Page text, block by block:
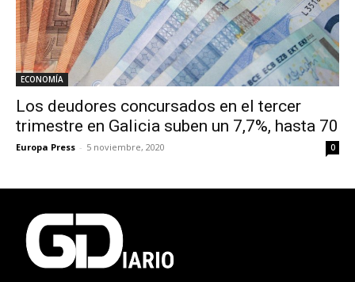
ECONOMÍA
Los deudores concursados en el tercer
trimestre en Galicia suben un 7,7%, hasta 70
Europa Press - 5 noviembre, 2020 0